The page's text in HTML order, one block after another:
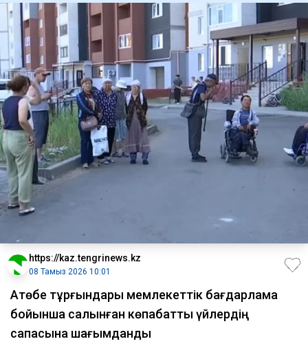
https://kaz.tengrinews.kz
08 Тамыз 2026 10:01
Ақтөбе тұрғындары мемлекеттік бағдарлама
бойынша салынған көпқабатты үйлердің
сапасына шағымданды